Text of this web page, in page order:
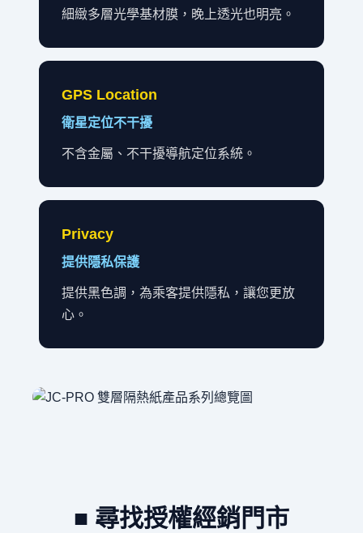
細緻多層光學基材膜，晚上透光也明亮。
GPS Location
衛星定位不干擾
不含金屬、不干擾導航定位系統。
Privacy
提供隱私保護
提供黑色調，為乘客提供隱私，讓您更放
心。
■ 尋找授權經銷門市